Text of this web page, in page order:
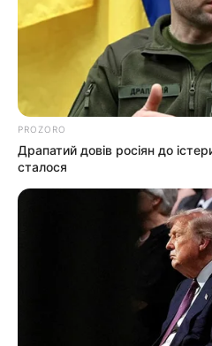
смерті пенсіонера
Працівника ТЦК, за
обіцяли $10 тисяч,
Діти Ясінянської громади
У високогірному селі
«Мамо, тут як у тюрмі…»:
відбулося в «Артеку» на
відпочинку дітей з
PROZORO
Драпатий довів росіян до
сталося